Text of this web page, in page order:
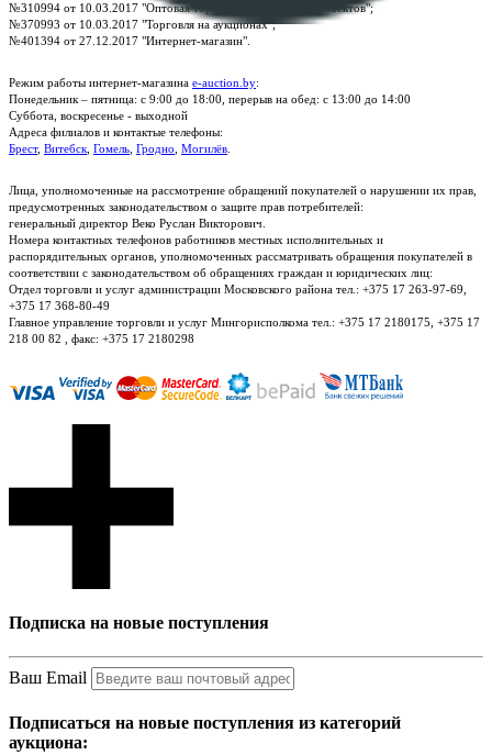
№310994 от 10.03.2017 "Оптовая торговля без торговых объектов";
№370993 от 10.03.2017 "Торговля на аукционах";
№401394 от 27.12.2017 "Интернет-магазин".
Режим работы интернет-магазина e-auction.by:
Понедельник – пятница: с 9:00 до 18:00, перерыв на обед: с 13:00 до 14:00
Суббота, воскресенье - выходной
Адреса филиалов и контактые телефоны:
Брест, Витебск Гомель Гродно Могилёв
Лица, уполномоченные на рассмотрение обращений покупателей о нарушении их прав,
предусмотренных законодательством о защите прав потребителей:
генеральный директор Веко Руслан Викторович.
Номера контактных телефонов работников местных исполнительных и
распорядительных органов, уполномоченных рассматривать обращения покупателей в
соответствии с законодательством об обращениях граждан и юридических лиц:
Отдел торговли и услуг администрации Московского района тел.: +375 17 263-97-69,
+375 17 368-80-49
Главное управление торговли и услуг Мингорисполкома тел.: +375 17 2180175, +375 17
218 00 82 , факс: +375 17 2180298
Подписка на новые поступления
Ваш Email
Подписаться на новые поступления из категорий
аукциона: